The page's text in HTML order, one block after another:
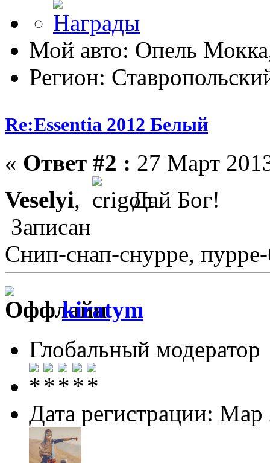
Мой авто: Опель
Регион:
Re:Essentia 2012 Белый
« Ответ #2 : 27 Март
Veselyi,
Дай Бог!
Записан
Снип-снап-снурре,
kiratym
Глобальный модератор
Дата регистрации: Мар